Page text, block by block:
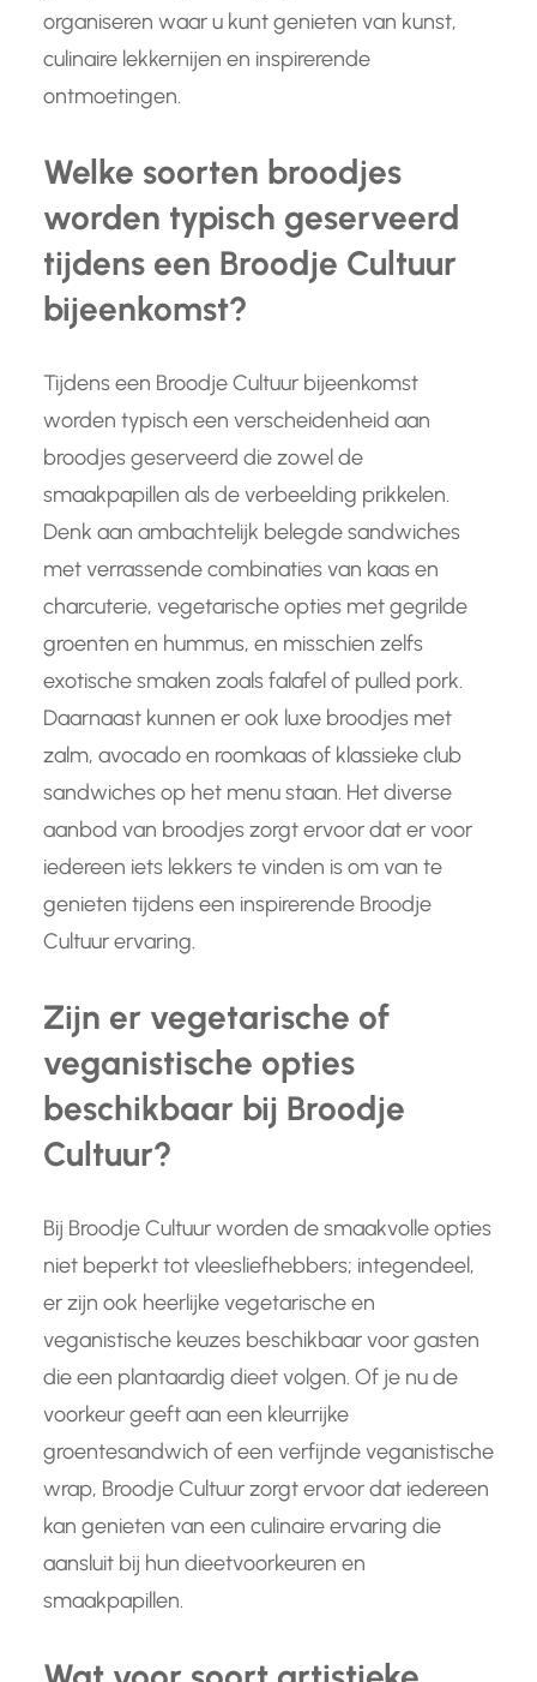
organiseren waar u kunt genieten van kunst,
culinaire lekkernijen en inspirerende
ontmoetingen.
Welke soorten broodjes
worden typisch geserveerd
tijdens een Broodje Cultuur
bijeenkomst?
Tijdens een Broodje Cultuur bijeenkomst
worden typisch een verscheidenheid aan
broodjes geserveerd die zowel de
smaakpapillen als de verbeelding prikkelen.
Denk aan ambachtelijk belegde sandwiches
met verrassende combinaties van kaas en
charcuterie, vegetarische opties met gegrilde
groenten en hummus, en misschien zelfs
exotische smaken zoals falafel of pulled pork.
Daarnaast kunnen er ook luxe broodjes met
zalm, avocado en roomkaas of klassieke club
sandwiches op het menu staan. Het diverse
aanbod van broodjes zorgt ervoor dat er voor
iedereen iets lekkers te vinden is om van te
genieten tijdens een inspirerende Broodje
Cultuur ervaring.
Zijn er vegetarische of
veganistische opties
beschikbaar bij Broodje
Cultuur?
Bij Broodje Cultuur worden de smaakvolle opties
niet beperkt tot vleesliefhebbers; integendeel,
er zijn ook heerlijke vegetarische en
veganistische keuzes beschikbaar voor gasten
die een plantaardig dieet volgen. Of je nu de
voorkeur geeft aan een kleurrijke
groentesandwich of een verfijnde veganistische
wrap, Broodje Cultuur zorgt ervoor dat iedereen
kan genieten van een culinaire ervaring die
aansluit bij hun dieetvoorkeuren en
smaakpapillen.